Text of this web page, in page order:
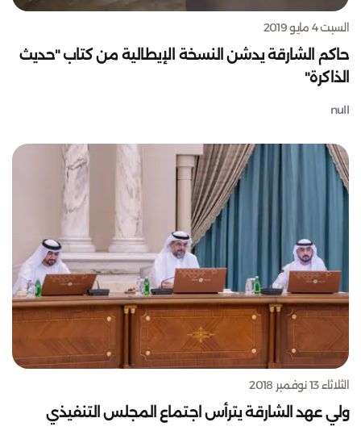
السبت 4 مايو 2019
حاكم الشارقة يدشن النسخة الإيطالية من كتاب "حديث
الذاكرة"
null
الثلاثاء 13 نوفمبر 2018
ولي عهد الشارقة يترأس اجتماع المجلس التنفيذي